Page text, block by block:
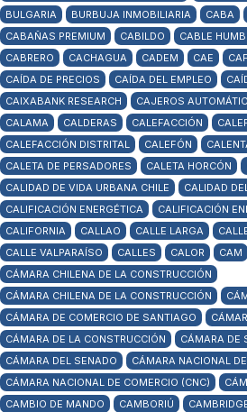
BULGARIA BURBUJA INMOBILIARIA CABA
CABAÑAS PREMIUM
CABILDO CABLE
CABRERO
CACHAGUA CADEM CAE
CAÍDA DE PRECIOS
CAÍDA DEL EMPLEO
CAIXABANK RESEARCH
CAJEROS
CALAMA
CALDERAS CALEFACCIÓN
CALEFACCIÓN DISTRITAL
CALEFÓN
CALETA DE PERSADORES
CALETA HORCÓN
CALIDAD DE VIDA URBANA CHILE
CALIDAD
CALIFICACIÓN ENERGÉTICA
CALIFICACIÓN
CALIFORNIA
CALLAO CALLE LARGA
CALLE VALPARAÍSO
CALLES CALOR CAM
CÁMARA CHILENA DE LA CONSTRUCCIÓN
CÁMARA CHILENA DE LA CONSTRUCCIÓN
CÁMARA DE COMERCIO DE SANTIAGO
CÁMARA DE LA CONSTRUCCIÓN
CÁMARA DE
CÁMARA DEL SENADO
CÁMARA NACIONAL
CÁMARA NACIONAL DE COMERCIO (CNC)
CAMBIO DE MANDO
CAMBORIÚ